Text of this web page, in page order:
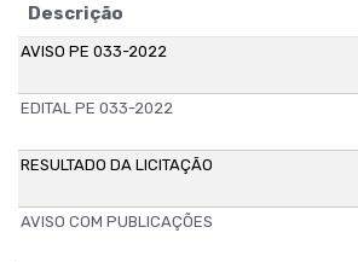
Descrição
AVISO PE 033-2022
EDITAL PE 033-2022
RESULTADO DA LICITAÇÃO
AVISO COM PUBLICAÇÕES